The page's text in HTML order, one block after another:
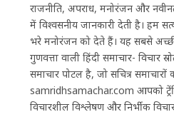
राजनीति, अपराध, मनोरंजन और
में विश्वसनीय जानकारी देती है। हम
भरे मनोरंजन को देते हैं। यह सबसे
गुणवत्ता वाली हिंदी समाचार- विचार
समाचार पोर्टल है, जो सचित्र समाचारों
samridhsamachar.com आपको
विचारशील विश्लेषण और निर्भीक